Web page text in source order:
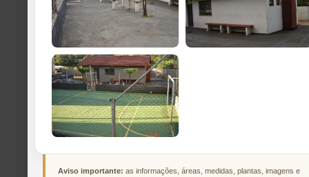
Aviso importante: as informações, áreas, medidas, plantas, imagens e